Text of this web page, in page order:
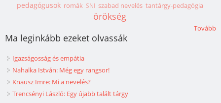
pedagógusok romák SNI szabad nevelés tantárgy-pedagógia
örökség
Tovább
Ma leginkább ezeket olvassák
Igazságosság és empátia
Nahalka István: Még egy rangsor!
Knausz Imre: Mi a nevelés?
Trencsényi László: Egy újabb talált tárgy